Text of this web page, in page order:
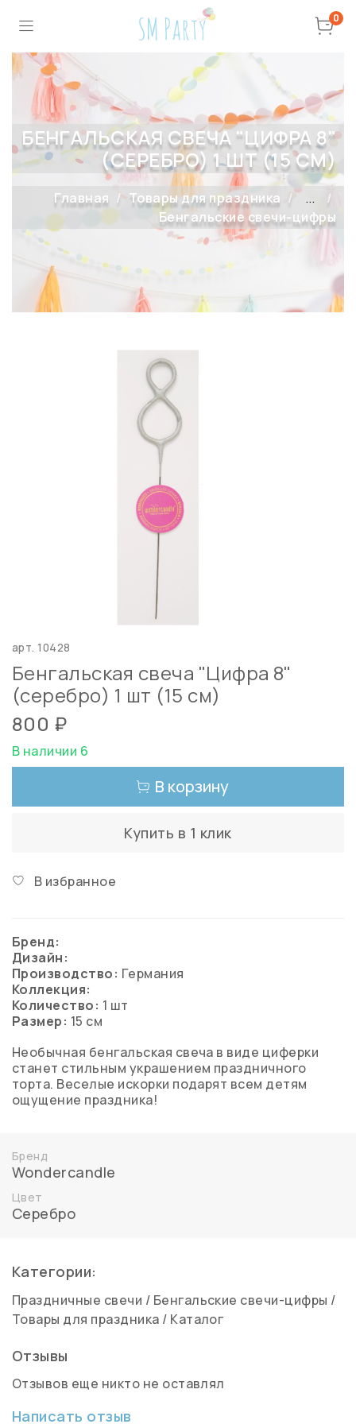
0
БЕНГАЛЬСКАЯ СВЕЧА "ЦИФРА 8"
(СЕРЕБРО) 1 ШТ (15 СМ)
Главная Товары для праздника
...
Бенгальские свечи-цифры
арт.10428
Бенгальская свеча "Цифра 8"
(серебро) 1 шт (15 см)
800 ₽
В наличии 6
В корзину
Купить в 1 клик
В избранное
Бренд:
Дизайн:
Производство: Германия
Коллекция:
Количество: 1 шт
Размер: 15 см
Необычная бенгальская свеча в виде циферки
станет стильным украшением праздничного
торта. Веселые искорки подарят всем детям
ощущение праздника!
Бренд
Wondercandle
Цвет
Серебро
Категории:
Праздничные свечи / Бенгальские свечи-цифры /
Товары для праздника / Каталог
Отзывы
Отзывов еще никто не оставлял
Написать отзыв